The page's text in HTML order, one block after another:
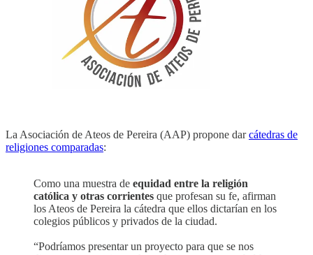
La Asociación de Ateos de Pereira (AAP) propone darcátedras de
religiones comparadas:
Como una muestra de equidad entre la religión
católica y otras corrientes que profesan su fe, afirman
los Ateos de Pereira la cátedra que ellos dictarían en los
colegios públicos y privados de la ciudad.
“Podríamos presentar un proyecto para que se nos